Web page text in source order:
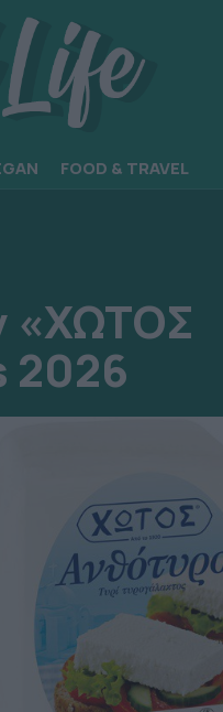
FOOD & TRAVEL
«ΧΩΤΟΣ
2026